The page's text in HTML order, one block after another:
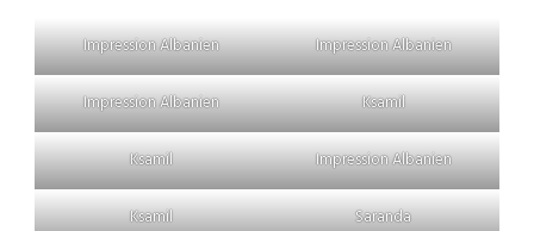
Impression Albanien Impression Albanien
Impression Albanien Ksamil
Ksamil Impression Albanien
Ksamil Saranda